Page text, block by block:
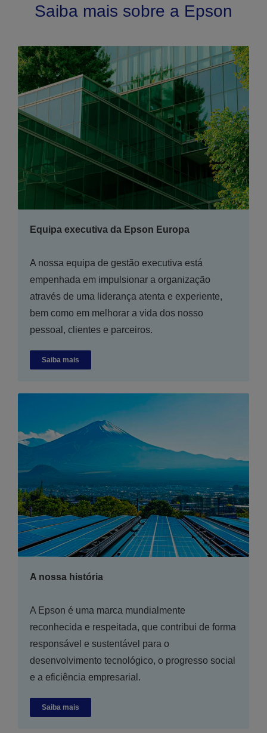
Saiba mais sobre a Epson
Equipa executiva da Epson Europa
A nossa equipa de gestão executiva está
empenhada em impulsionar a organização
através de uma liderança atenta e experiente,
bem como em melhorar a vida dos nosso
pessoal, clientes e parceiros.
Saiba mais
A nossa história
A Epson é uma marca mundialmente
reconhecida e respeitada, que contribui de forma
responsável e sustentável para o
desenvolvimento tecnológico, o progresso social
e a eficiência empresarial.
Saiba mais